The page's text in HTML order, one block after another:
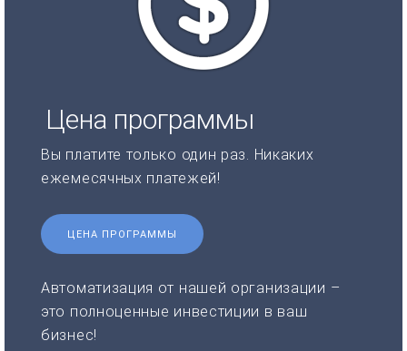
Цена программы
Вы платите только один раз. Никаких
ежемесячных платежей!
ЦЕНА ПРОГРАММЫ
Автоматизация от нашей организации –
это полноценные инвестиции в ваш
бизнес!